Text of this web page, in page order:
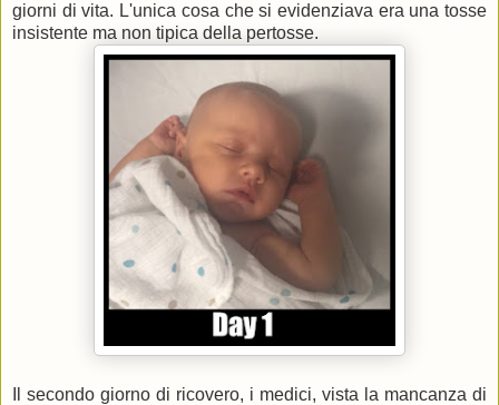
giorni di vita. L'unica cosa che si evidenziava era una tosse
insistente ma non tipica della pertosse.
Il secondo giorno di ricovero, i medici, vista la mancanza di